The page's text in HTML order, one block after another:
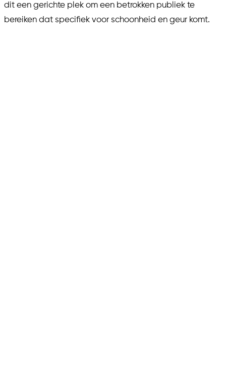
dit een gerichte plek om een betrokken publiek te
bereiken dat specifiek voor schoonheid en geur komt.